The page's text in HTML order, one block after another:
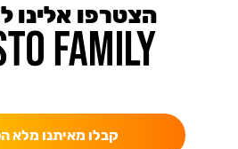
הצטרפו אלינו
קבלו מאיתנו מלא